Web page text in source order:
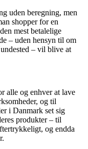
uden beregning, men
shopper for en
mest betalelige
– uden hensyn til om
– vil blive at
alle og enhver at lave
og til
i Danmark set sig
produkter – til
og endda